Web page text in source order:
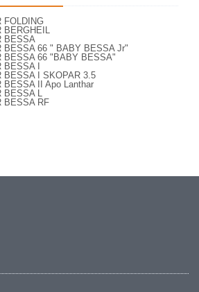
FOLDING
BERGHEIL
BESSA
BESSA 66 " BABY BESSA Jr"
BESSA 66 "BABY BESSA"
I
BESSA I SKOPAR 3.5
BESSA II Apo Lanthar
BESSA L
BESSA RF
VOIGTAR 4.5
BRILLANT
KAMERA
(1)
SUPERB (2)